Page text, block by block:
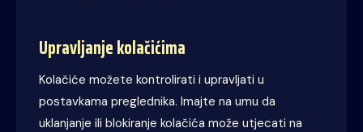
Upravljanje kolačićima
Kolačiće možete kontrolirati i upravljati u
postavkama preglednika. Imajte na umu da
uklanjanje ili blokiranje kolačića može utjecati na